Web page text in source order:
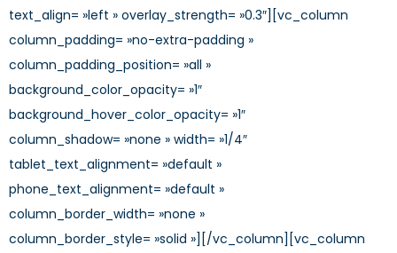
text_align= »left » overlay_strength= »0.3″][vc_column
column_padding= »no-extra-padding »
column_padding_position= »all »
background_color_opacity= »1″
background_hover_color_opacity= »1″
column_shadow= »none » width= »1/4″
tablet_text_alignment= »default »
phone_text_alignment= »default »
column_border_width= »none »
column_border_style= »solid »][/vc_column][vc_column